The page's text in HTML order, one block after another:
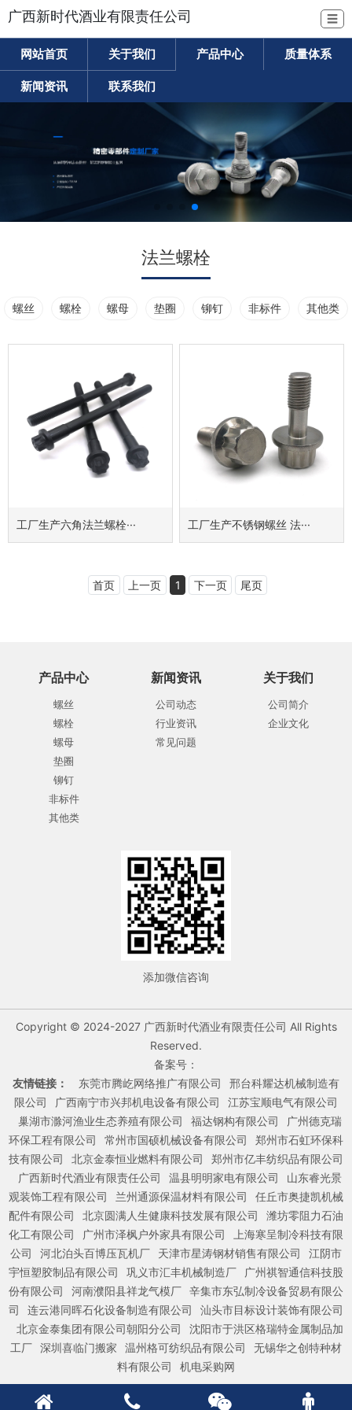
广西新时代酒业有限责任公司 ☰
网站首页 关于我们 产品中心 质量体系
新闻资讯 联系我们
法兰螺栓
螺丝 螺栓 螺母 垫圈 铆钉 非标件 其他类
工厂生产六角法兰螺栓··· 工厂生产不锈钢螺丝 法···
首页 上一页 1 下一页 尾页
产品中心
螺丝
螺栓
螺母
垫圈
铆钉
非标件
其他类
新闻资讯
公司动态
行业资讯
常见问题
关于我们
公司简介
企业文化
添加微信咨询
Copyright © 2024-2027 广西新时代酒业有限责任公司 All Rights
Reserved.
备案号：
友情链接：
东莞市腾屹网络推广有限公司
邢台科耀达机械制造有
限公司
广西南宁市兴邦机电设备有限公司
江苏宝顺电气有限公司
巢湖市滁河渔业生态养殖有限公司
福达钢构有限公司
广州德克瑞
环保工程有限公司
常州市国硕机械设备有限公司
郑州市石虹环保科
技有限公司
北京金泰恒业燃料有限公司
郑州市亿丰纺织品有限公司
广西新时代酒业有限责任公司
温县明明家电有限公司
山东睿光景
观装饰工程有限公司
兰州通源保温材料有限公司
任丘市奥捷凯机械
配件有限公司
北京圆满人生健康科技发展有限公司
潍坊零阻力石油
化工有限公司
广州市泽枫户外家具有限公司
上海寒呈制冷科技有限
公司
河北泊头百博压瓦机厂 天津市星涛钢材销售有限公司
江阴市
宇恒塑胶制品有限公司
巩义市汇丰机械制造厂
广州祺智通信科技股
份有限公司
河南濮阳县祥龙气模厂 辛集市东弘制冷设备贸易有限公
司
连云港同晖石化设备制造有限公司
汕头市目标设计装饰有限公司
北京金泰集团有限公司朝阳分公司
沈阳市于洪区格瑞特金属制品加
工厂 深圳喜临门搬家 温州格可纺织品有限公司
无锡华之创特种材
料有限公司
机电采购网